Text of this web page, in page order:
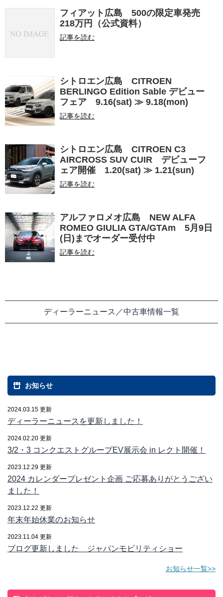
フィアット広島 500の限定車発売
218万円（公式資料）
記事を読む
シトロエン広島 CITROEN
BERLINGO Edition Sable デビュー
フェア 9.16(sat) ≫ 9.18(mon)
記事を読む
シトロエン広島 CITROEN C3
AIRCROSS SUV CUIR デビューフ
ェア開催 1.20(sat) ≫ 1.21(sun)
記事を読む
アルファロメオ広島 NEW ALFA
ROMEO GIULIA GTA/GTAm 5月9日
(日)までオーダー受付中
記事を読む
ディーラーニュース／中古車情報一覧
お知らせ
2024.03.15 更新
ディーラーニュースを更新しました！
2024.02.20 更新
3/2・3 コンクエストグループEV展示会 in レクト開催！
2023.12.29 更新
2024 カレンダープレゼント企画 ご応募ありがとうござい
ました！
2023.12.22 更新
年末年始休業のお知らせ
2023.11.04 更新
ブログ更新しました ジャパンモビリティショー
お知らせ一覧>>